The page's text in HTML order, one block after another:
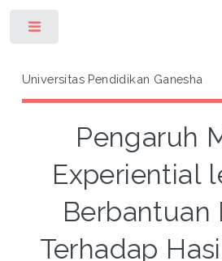
Universitas Pendidikan Ganesha
Pengaruh
Experiential
Berbantuan
Terhadap